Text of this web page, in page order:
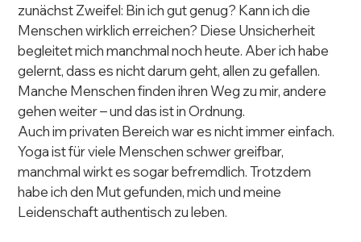
zunächst Zweifel: Bin ich gut genug? Kann ich die
Menschen wirklich erreichen? Diese Unsicherheit
begleitet mich manchmal noch heute. Aber ich habe
gelernt, dass es nicht darum geht, allen zu gefallen.
Manche Menschen finden ihren Weg zu mir, andere
gehen weiter – und das ist in Ordnung.
Auch im privaten Bereich war es nicht immer einfach.
Yoga ist für viele Menschen schwer greifbar,
manchmal wirkt es sogar befremdlich. Trotzdem
habe ich den Mut gefunden, mich und meine
Leidenschaft authentisch zu leben.